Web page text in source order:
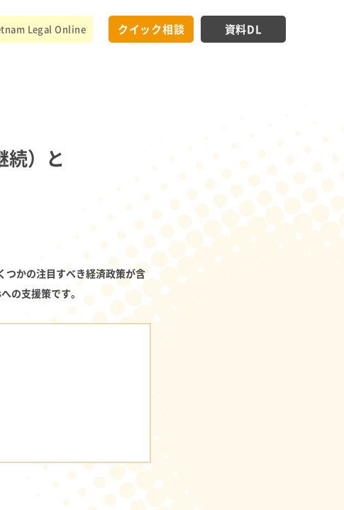
Legal Online クイック相談 資料DL
続）と
つかの注目すべき経済政策が含
の支援策です。